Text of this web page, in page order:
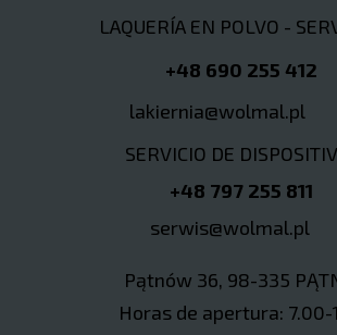
Pątnów 36, 98-335
Horas de apertura: 7.00-
LAQUERÍA EN POLVO -
+48 690 255 412
lakiernia@wolmal.pl
SERVICIO DE
+48 797 255 811
serwis@wolmal.pl